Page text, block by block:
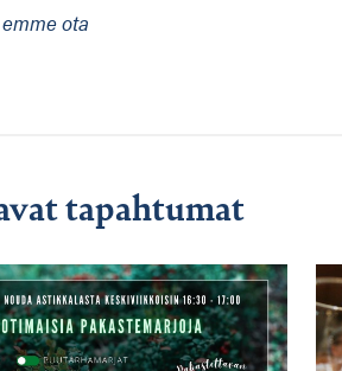
ota
tapahtumat